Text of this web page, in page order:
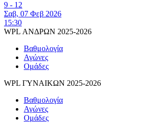
9 - 12
Σαβ, 07 Φεβ 2026
15:30
WPL ΑΝΔΡΩΝ 2025-2026
Βαθμολογία
Αγώνες
Ομάδες
WPL ΓΥΝΑΙΚΩΝ 2025-2026
Βαθμολογία
Αγώνες
Ομάδες